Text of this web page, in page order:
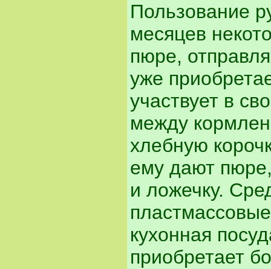
Пользование
месяцев
пюре,
уже
участвует в
между
хлебную
ему дают
и ложечку.
кухонная
приобретает